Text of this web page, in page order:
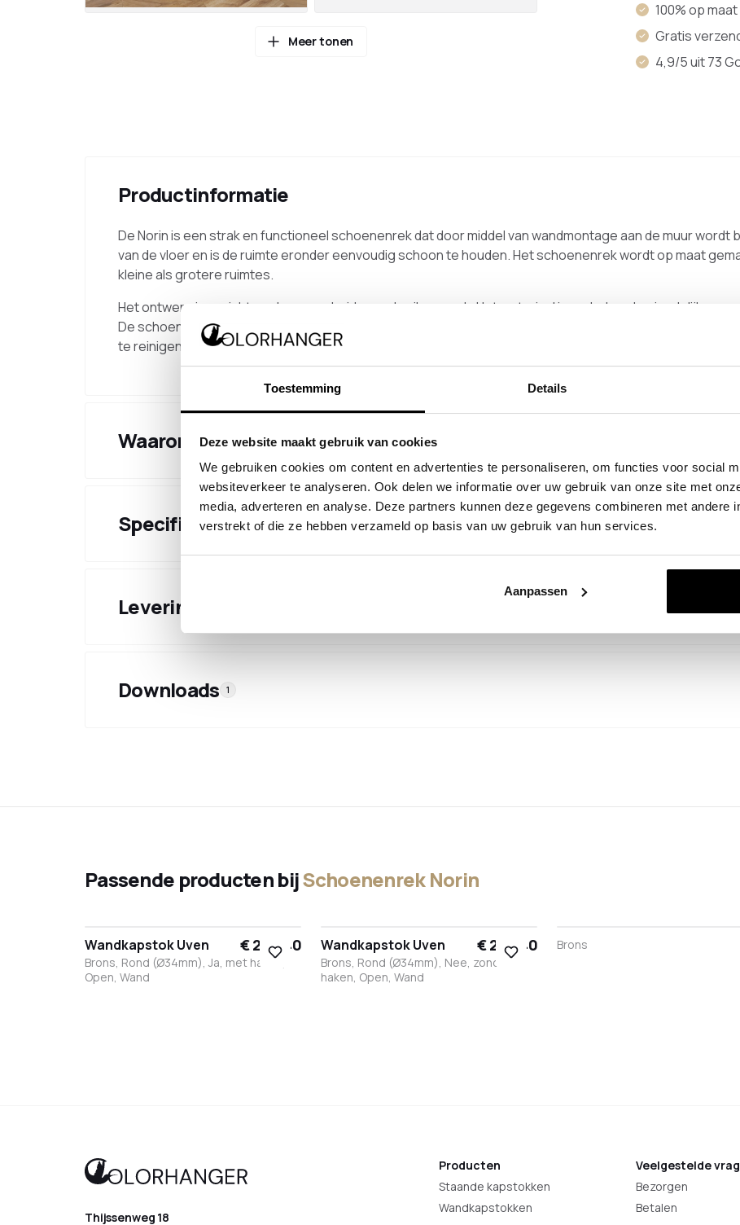
Toestemming Details
Deze website maakt gebruik van cookies
We gebruiken cookies om content en advertenties te personaliseren, om functies voor social
websiteverkeer te analyseren. Ook delen we informatie over uw gebruik van onze site met
media, adverteren en analyse. Deze partners kunnen deze gegevens combineren met andere
verstrekt of die ze hebben verzameld op basis van uw gebruik van hun services.
Aanpassen
Meer tonen
100% op
Gratis
4,9/5 uit 73
Productinformatie
De Norin is een strak en functioneel schoenenrek dat door middel van wandmontage aan de muur
van de vloer en is de ruimte eronder eenvoudig schoon te houden. Het schoenenrek wordt op maat
kleine als grotere ruimtes.
Het ontwerp is gericht op duurzaamheid en gebruiksgemak. Het materiaal is onderhoudsvriendelijk en
De schoenen rusten op spijlen, waardoor zand en vuil erdoorheen vallen. Hierdoor blijft het rek langer
te reinigen. De verbindingen zijn strak afgewerkt, wat zorgt voor een net en rustig geheel.
Waarom kiezen voor dit product
Specificaties
Levering & verzending
Downloads 1
Passende producten bijSchoenenrek Norin
Wandkapstok Uven € 290,40
Brons, Rond (Ø34mm), Ja, met haken,
Open, Wand
Wandkapstok Uven € 258,40
Brons, Rond (Ø34mm), Nee, zonder
haken, Open, Wand
Sample
Brons
Thijssenweg 18
Producten
Staande kapstokken
Wandkapstokken
Veelgestelde
Bezorgen
Betalen